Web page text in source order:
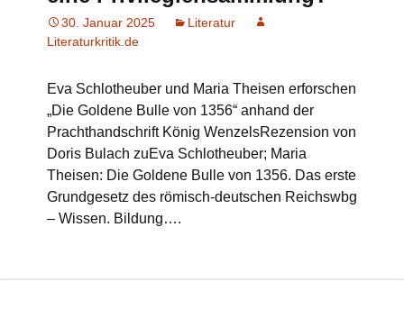
30. Januar 2025
Literatur
Literaturkritik.de
Eva Schlotheuber und Maria Theisen erforschen
„Die Goldene Bulle von 1356“ anhand der
Prachthandschrift König WenzelsRezension von
Doris Bulach zuEva Schlotheuber; Maria
Theisen: Die Goldene Bulle von 1356. Das erste
Grundgesetz des römisch-deutschen Reichswbg
– Wissen. Bildung….